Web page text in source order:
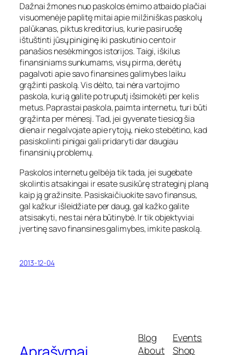
Dažnai žmones nuo paskolos ėmimo atbaido plačiai
visuomenėje paplitę mitai apie milžiniškas paskolų
palūkanas, piktus kreditorius, kurie pasiruošę
ištuštinti jūsų piniginę iki paskutinio cento ir
panašios nesėkmingos istorijos. Taigi, iškilus
finansiniams sunkumams, visų pirma, derėtų
pagalvoti apie savo finansines galimybes laiku
grąžinti paskolą. Vis dėlto, tai nėra vartojimo
paskola, kurią galite po truputį išsimokėti per kelis
metus. Paprastai paskola, paimta internetu, turi būti
grąžinta per mėnesį. Tad, jei gyvenate tiesiog šia
diena ir negalvojate apie rytojų, nieko stebėtino, kad
pasiskolinti pinigai gali pridaryti dar daugiau
finansinių problemų.
Paskolos internetu gelbėja tik tada, jei sugebate
skolintis atsakingai ir esate susikūrę strateginį planą
kaip ją gražinsite. Pasiskaičiuokite savo finansus,
gal kažkur išleidžiate per daug, gal kažko galite
atsisakyti, nes tai nėra būtinybė. Ir tik objektyviai
įvertinę savo finansines galimybes, imkite paskolą.
2013-12-04
Blog
About
Events
Shop